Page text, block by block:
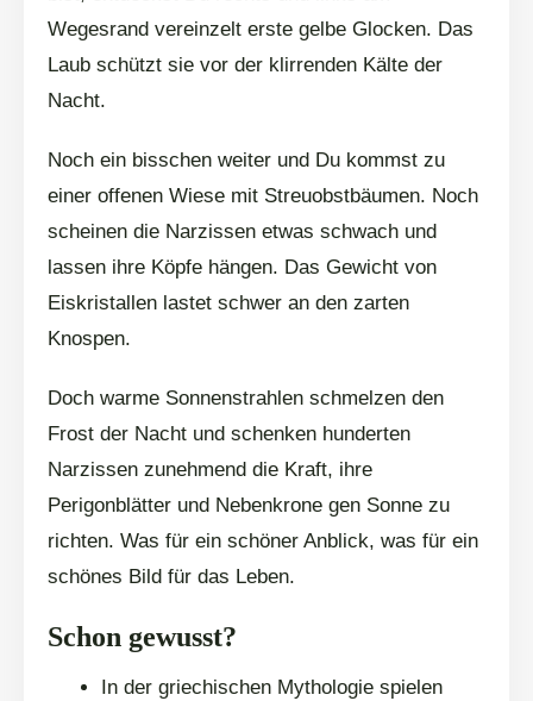
Wegesrand vereinzelt erste gelbe Glocken. Das
Laub schützt sie vor der klirrenden Kälte der
Nacht.
Noch ein bisschen weiter und Du kommst zu
einer offenen Wiese mit Streuobstbäumen. Noch
scheinen die Narzissen etwas schwach und
lassen ihre Köpfe hängen. Das Gewicht von
Eiskristallen lastet schwer an den zarten
Knospen.
Doch warme Sonnenstrahlen schmelzen den
Frost der Nacht und schenken hunderten
Narzissen zunehmend die Kraft, ihre
Perigonblätter und Nebenkrone gen Sonne zu
richten. Was für ein schöner Anblick, was für ein
schönes Bild für das Leben.
Schon gewusst?
In der griechischen Mythologie spielen